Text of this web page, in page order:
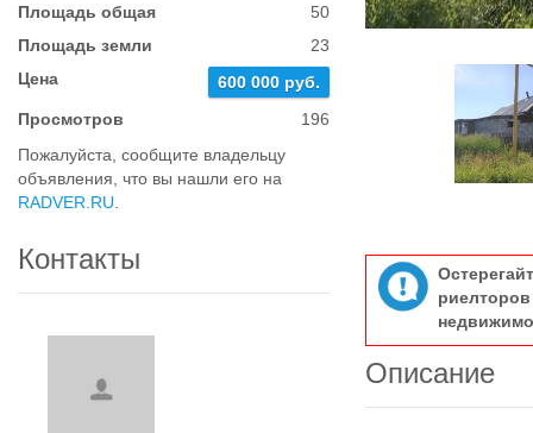
Площадь общая
50
Площадь земли
23
Цена
600 000 руб.
Просмотров
196
Пожалуйста, сообщите владельцу
объявления, что вы нашли его на
RADVER.RU
Контакты
Описание